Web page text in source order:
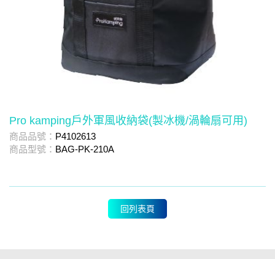
Pro kamping戶外軍風收納袋(製冰機/渦輪扇可用)
商品品號： P4102613
商品型號： BAG-PK-210A
回列表頁